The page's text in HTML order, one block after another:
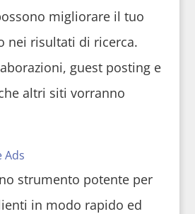
migliorare il tuo
nei risultati di ricerca.
guest posting e
altri siti vorranno
Ads
strumento potente per
in modo rapido ed